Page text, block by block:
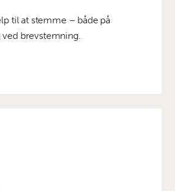
til at stemme – både på
ved brevstemning.